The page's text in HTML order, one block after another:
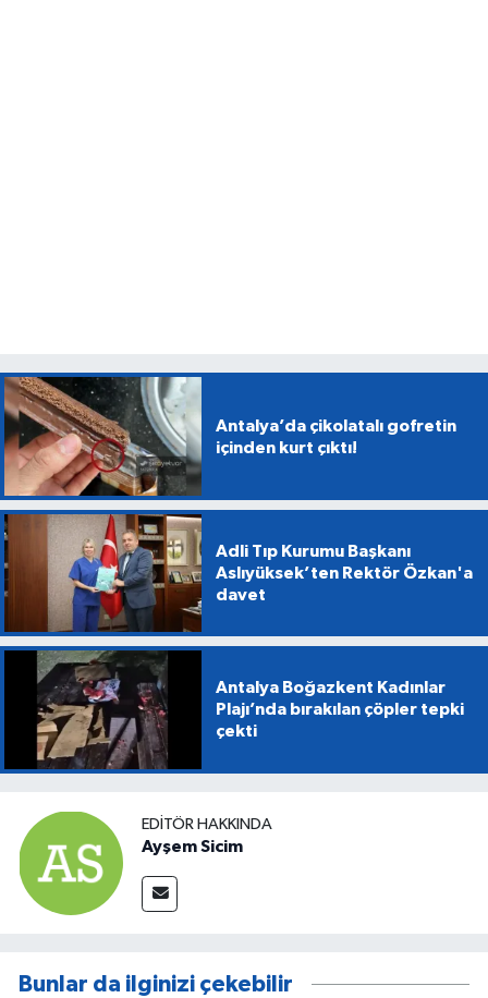
Antalya’da çikolatalı gofretin
içinden kurt çıktı!
Adli Tıp Kurumu Başkanı
Aslıyüksek’ten Rektör Özkan'a
davet
Antalya Boğazkent Kadınlar
Plajı’nda bırakılan çöpler tepki
çekti
EDITÖR HAKKINDA
Ayşem Sicim
Bunlar da ilginizi çekebilir